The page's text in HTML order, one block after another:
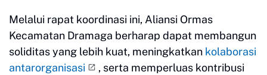
Melalui rapat koordinasi ini, Aliansi Ormas
Kecamatan Dramaga berharap dapat membangun
soliditas yang lebih kuat, meningkatkan kolaborasi
antarorganisasi
, serta memperluas kontribusi